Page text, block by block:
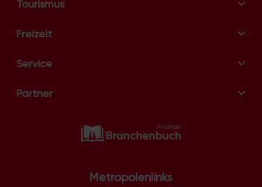
Tourismus
Freizeit
Service
Partner
Metropolenlinks